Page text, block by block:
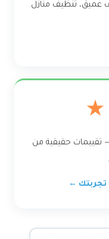
عميق، تنظيف منازل
★
متوسط تقييم عملائنا على Google — تقييمات حقيقية من
تجربتك ←